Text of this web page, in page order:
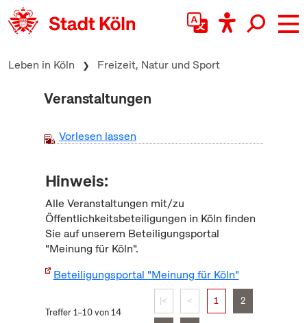
zum Inhalt springen
Leben in Köln Freizeit, Natur und Sport
Veranstaltungen
Vorlesen lassen
Hinweis:
Alle Veranstaltungen mit/zu
Öffentlichkeitsbeteiligungen in Köln finden
Sie auf unserem Beteiligungsportal
"Meinung für Köln".
Beteiligungsportal "Meinung für Köln"
Treffer 1–10 von 14
|< < 1 2